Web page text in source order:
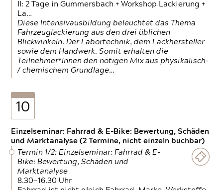
II: 2 Tage in Gummersbach + Workshop Lackierung +
La…
Diese Intensivausbildung beleuchtet das Thema
Fahrzeuglackierung aus den drei üblichen
Blickwinkeln. Der Labortechnik, dem Lackhersteller
sowie dem Handwerk. Somit erhalten die
Teilnehmer*Innen den nötigen Mix aus physikalisch-
/ chemischem Grundlage…
10
Einzelseminar: Fahrrad & E-Bike: Bewertung, Schäden
und Marktanalyse (2 Termine, nicht einzeln buchbar)
Termin 1/2: Einzelseminar: Fahrrad & E-
Bike: Bewertung, Schäden und
Marktanalyse
8.30—16.30 Uhr